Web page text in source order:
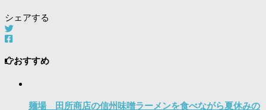
シェアする
おすすめ
麺場 田所商店の信州味噌ラーメンを食べながら夏休みの